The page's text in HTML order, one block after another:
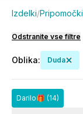
Izdelki/Pripomočki
Odstranite vse filtre
Oblika: Duda
Darilo🎁 (14)